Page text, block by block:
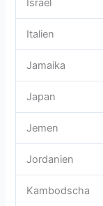
Israel
Italien
Jamaika
Japan
Jemen
Jordanien
Kambodscha